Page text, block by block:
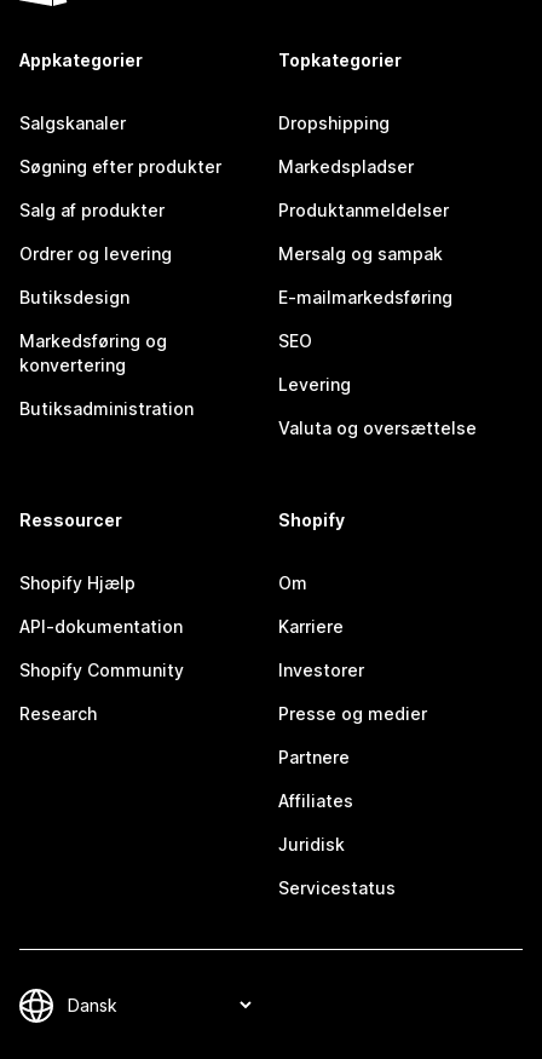
Appkategorier
Salgskanaler
Søgning efter produkter
Salg af produkter
Ordrer og levering
Butiksdesign
Markedsføring og
konvertering
Butiksadministration
Topkategorier
Dropshipping
Markedspladser
Produktanmeldelser
Mersalg og sampak
E-mailmarkedsføring
SEO
Levering
Valuta og oversættelse
Ressourcer
Shopify Hjælp
API-dokumentation
Shopify Community
Research
Shopify
Om
Karriere
Investorer
Presse og medier
Partnere
Affiliates
Juridisk
Servicestatus